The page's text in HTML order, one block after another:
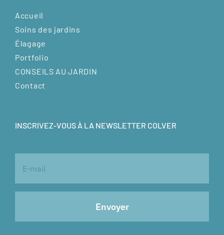
Accueil
Soins des jardins
Élagage
Portfolio
CONSEILS AU JARDIN
Contact
INSCRIVEZ-VOUS À LA NEWSLETTER COLVER